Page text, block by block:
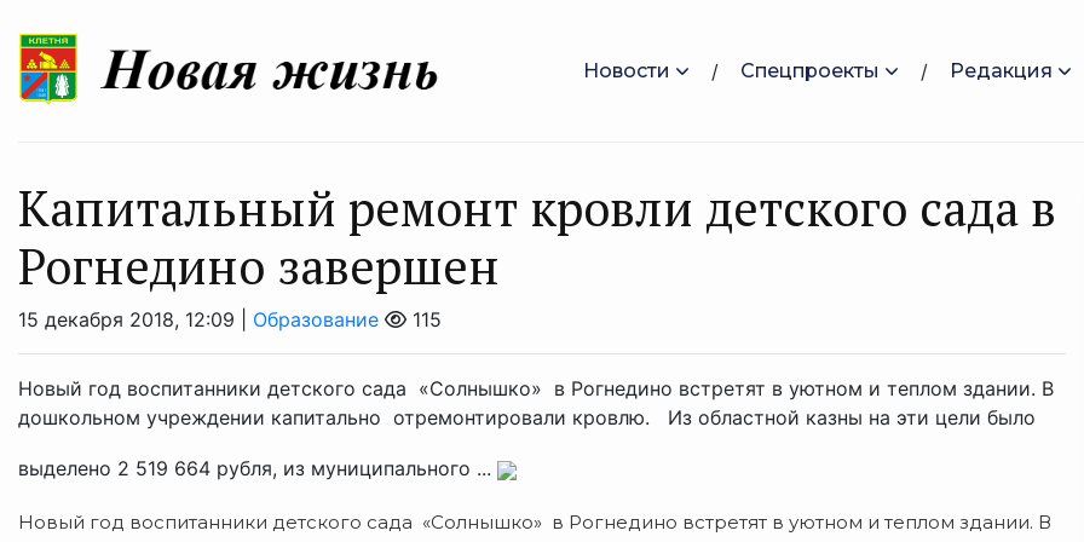
Новости Спецпроекты Редакция
Капитальный ремонт кровли детского сада в
Рогнедино завершен
15 декабря 2018, 12:09 | Образование 115
Новый год воспитанники детского сада «Солнышко» в Рогнедино встретят в уютном и теплом здании. В
дошкольном учреждении капитально отремонтировали кровлю. Из областной казны на эти цели было
выделено 2 519 664 рубля, из муниципального ...
Новый год воспитанники детского сада «Солнышко» в Рогнедино встретят в уютном и теплом здании. В